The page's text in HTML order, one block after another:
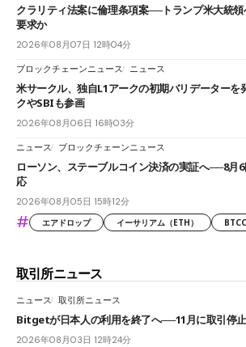
クラリティ法案に倫理条項案──トランプ米大統領
要求か
2026年08月07日 12時04分
ブロックチェーンニュース ニュース
米サークル、独自L1アークの初期バリデーター
クやSBIも参画
2026年08月06日 16時03分
ニュース ブロックチェーンニュース
ローソン、ステーブルコイン決済の実証へ──8月6
応
2026年08月05日 15時12分
# エアドロップ イーサリアム（ETH） BTCC
取引所ニュース
ニュース 取引所ニュース
Bitgetが日本人の利用を終了へ──11月に取引停
2026年08月03日 12時24分